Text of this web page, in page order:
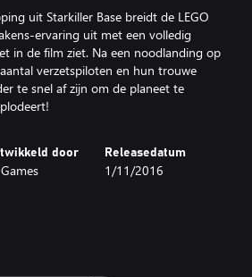
uit Starkiller Base breidt de LEGO
ervaring uit met een volledig
in de film ziet. Na een noodlanding op
verzetspiloten en hun trouwe
te snel af zijn om de planeet te
door Releasedatum
1/11/2016